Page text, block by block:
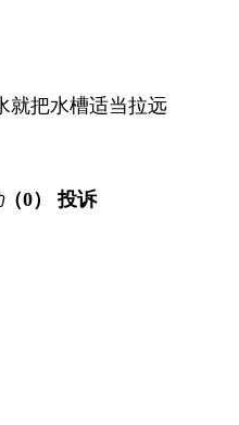
就把水槽适当拉远
（0） 投诉